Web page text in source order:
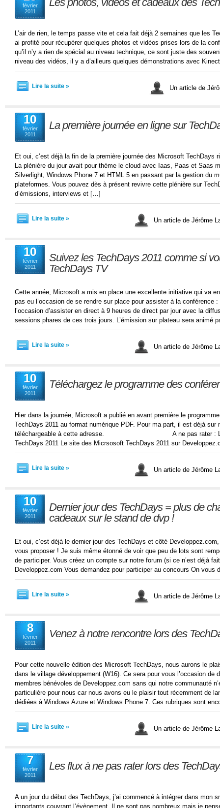
février
2011
L’air de rien, le temps passe vite et cela fait déjà 2 semaines que les
ai profité pour récupérer quelques photos et vidéos prises lors de la
qu’il n’y a rien de spécial au niveau technique, ce sont juste des
niveau des vidéos, il y a d’ailleurs quelques démonstrations avec
Lire la suite » Un article de
10
février
2011
La première journée en ligne sur
Et oui, c’est déjà la fin de la première journée des Microsoft TechDays
La plénière du jour avait pour thème le cloud avec Iaas, Paas et Saas
Silverlight, Windows Phone 7 et HTML 5 en passant par la gestion du
plateformes. Vous pouvez dès à présent revivre cette plénière sur
d’émissions, interviews et […]
Lire la suite » Un article de Jérôme
10
février
2011
Suivez les TechDays 2011 comme si
TechDays TV
Cette année, Microsoft a mis en place une excellente initiative qui va en
pas eu l’occasion de se rendre sur place pour assister à la conférence
l’occasion d’assister en direct à 9 heures de direct par jour avec la
sessions phares de ces trois jours. L’émission sur plateau sera animé
Lire la suite » Un article de Jérôme
10
février
2011
Téléchargez le programme des
Hier dans la journée, Microsoft a publié en avant première le
TechDays 2011 au format numérique PDF. Pour ma part, il est déjà sur
téléchargeable à cette adresse. A ne pas rater : Le
TechDays 2011 Le site des Micrsosoft TechDays 2011 sur
Lire la suite » Un article de Jérôme
10
février
2011
Dernier jour des TechDays = plus de
cadeaux sur le stand de dvp !
Et oui, c’est déjà le dernier jour des TechDays et côté
vous proposer ! Je suis même étonné de voir que peu de lots sont
de participer. Vous créez un compte sur notre forum (si ce n’est déjà
Developpez.com Vous demandez pour participer au concours On
Lire la suite » Un article de Jérôme
8
février
2011
Venez à notre rencontre lors des
Pour cette nouvelle édition des Microsoft TechDays, nous aurons le
dans le village développement (W16). Ce sera pour vous l’occasion de
membres bénévoles de Developpez.com sans qui notre communauté
particulière pour nous car nous avons eu le plaisir tout récemment de
dédiées à Windows Azure et Windows Phone 7. Ces rubriques sont
Lire la suite » Un article de Jérôme
7
février
2011
Les flux à ne pas rater lors des
A un jour du début des TechDays, j’ai commencé à intégrer dans mon
importants couvrant l’évènement. Il ne sont pas nombreux mais je